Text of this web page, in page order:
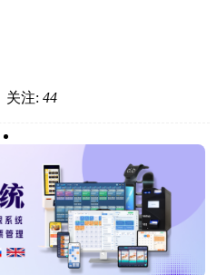
关注: 44